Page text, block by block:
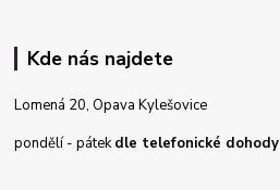
Kde nás najdete
Lomená 20, Opava Kylešovice
pondělí - pátekdle telefonické dohody